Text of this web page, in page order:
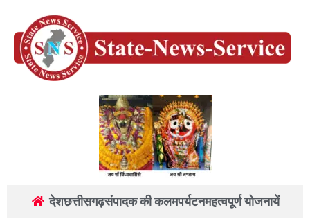
देशछत्तीसगढ़संपादक की कलमपर्यटनमहत्वपूर्ण योजनायें